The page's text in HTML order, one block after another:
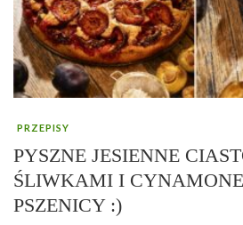
PRZEPISY
PYSZNE JESIENNE
ŚLIWKAMI I
PSZENICY :)